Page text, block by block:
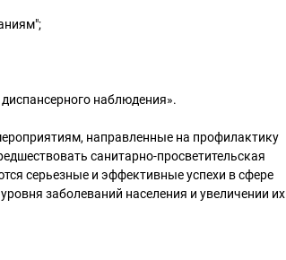
наблюдения».
направленные на профилактику
санитарно-просветительская
серьезные и эффективные успехи в сфере
заболеваний населения и увеличении их